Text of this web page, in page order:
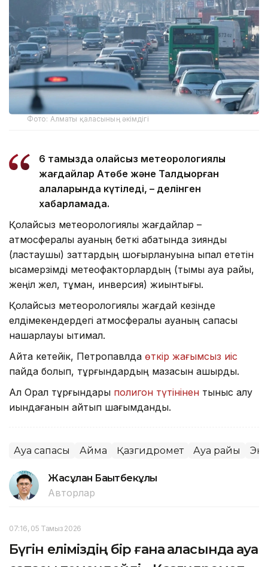
Фото: Алматы қаласының әкімдігі
6 тамызда қолайсыз метеорологиялық
жағдайлар Ақтөбе және Талдықорған
қалаларында күтіледі, – делінген
хабарламада.
Қолайсыз метеорологиялық жағдайлар –
атмосфералық ауаның беткі қабатында зиянды
(ластаушы) заттардың шоғырлануына ықпал ететін
қысқамерзімді метеофакторлардың (тымық ауа райы,
жеңіл жел, тұман, инверсия) жиынтығы.
Қолайсыз метеорологиялық жағдай кезінде
елдімекендердегі атмосфералық ауаның сапасы
нашарлауы ықтимал.
Айта кетейік, Петропавлда өткір жағымсыз иіс
пайда болып, тұрғындардың мазасын қашырды.
Ал Орал тұрғындары полигон түтінінен тыныс алу
қиындағанын айтып шағымданды.
Ауа сапасы Аймақ Қазгидромет Ауа райы
Жасұлан Бақытбекұлы
Авторлар
07:16, 05 Тамыз 2026
Бүгін еліміздің бір ғана қаласында ауа